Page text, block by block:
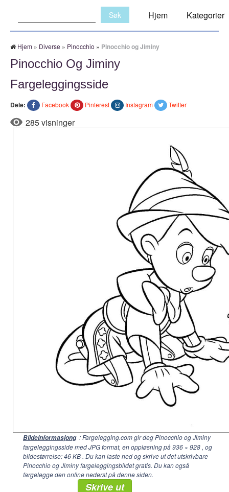
Hjem Kategorier
Hjem » Diverse » Pinocchio » Pinocchio og Jiminy
Pinocchio Og Jiminy
Fargeleggingsside
Dele: Facebook Pinterest Instagram Twitter
285 visninger
Bildeinformasjong : Fargelegging.com gir deg Pinocchio og Jiminy
fargeleggingsside med JPG format, en oppløsning på936 × 928 , og
bildestørrelse: 46 KB . Du kan laste ned og skrive ut det utskrivbare
Pinocchio og Jiminy fargeleggingsbildet gratis. Du kan også
fargelegge den online nederst på denne siden.
Skrive ut